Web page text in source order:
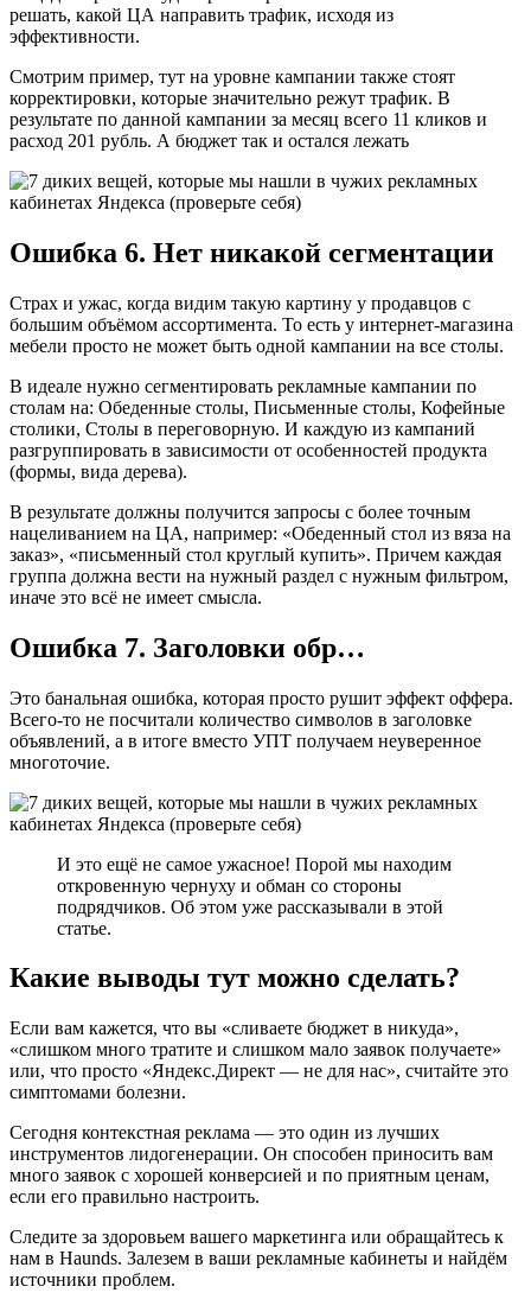
решать, какой ЦА направить трафик, исходя из
эффективности.
Смотрим пример, тут на уровне кампании также стоят
корректировки, которые значительно режут трафик. В
результате по данной кампании за месяц всего 11 кликов и
расход 201 рубль. А бюджет так и остался лежать
Ошибка 6. Нет никакой сегментации
Страх и ужас, когда видим такую картину у продавцов с
большим объёмом ассортимента. То есть у интернет-магазина
мебели просто не может быть одной кампании на все столы.
В идеале нужно сегментировать рекламные кампании по
столам на: Обеденные столы, Письменные столы, Кофейные
столики, Столы в переговорную. И каждую из кампаний
разгруппировать в зависимости от особенностей продукта
(формы, вида дерева).
В результате должны получится запросы с более точным
нацеливанием на ЦА, например: «Обеденный стол из вяза на
заказ», «письменный стол круглый купить». Причем каждая
группа должна вести на нужный раздел с нужным фильтром,
иначе это всё не имеет смысла.
Ошибка 7. Заголовки обр…
Это банальная ошибка, которая просто рушит эффект оффера.
Всего-то не посчитали количество символов в заголовке
объявлений, а в итоге вместо УПТ получаем неуверенное
многоточие.
И это ещё не самое ужасное! Порой мы находим
откровенную чернуху и обман со стороны
подрядчиков. Об этом уже рассказывали в этой
статье.
Какие выводы тут можно сделать?
Если вам кажется, что вы «сливаете бюджет в никуда»,
«слишком много тратите и слишком мало заявок получаете»
или, что просто «Яндекс.Директ — не для нас», считайте это
симптомами болезни.
Сегодня контекстная реклама — это один из лучших
инструментов лидогенерации. Он способен приносить вам
много заявок с хорошей конверсией и по приятным ценам,
если его правильно настроить.
Следите за здоровьем вашего маркетинга или обращайтесь к
нам в Haunds. Залезем в ваши рекламные кабинеты и найдём
источники проблем.